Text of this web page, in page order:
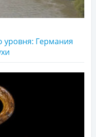
уровня: Германия